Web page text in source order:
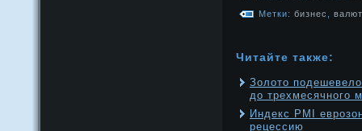
Метки: бизнес
Читайте также:
Золото
до трехмесячного
Индекс PMI
рецессию